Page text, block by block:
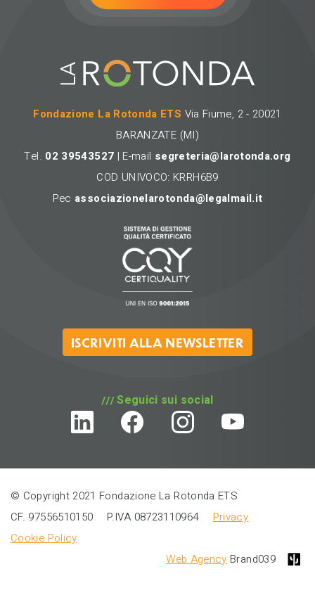
Fondazione La Rotonda ETS Via Fiume, 2 - 20021
BARANZATE (MI)
Tel. 02 39543527 | E-mail segreteria@larotonda.org
COD UNIVOCO: KRRH6B9
Pec associazionelarotonda@legalmail.it
ISCRIVITI ALLA NEWSLETTER
Seguici sui social
© Copyright 2021 Fondazione La Rotonda ETS
CF. 97556510150
P.IVA 08723110964
Privacy
Cookie Policy
Web Agency Brand039